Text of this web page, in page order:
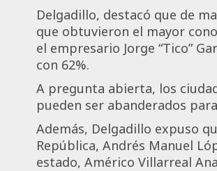
Delgadillo, destacó que de
que obtuvieron el mayor
el empresario Jorge “Tico”
con 62%.
A pregunta abierta, los
pueden ser abanderados
Además, Delgadillo expuso
República, Andrés Manuel
estado, Américo Villarreal